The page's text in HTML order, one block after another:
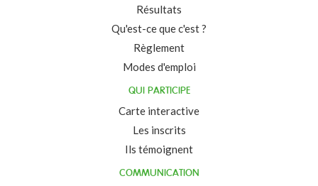
Résultats
Qu'est-ce que c'est ?
Règlement
Modes d'emploi
QUI PARTICIPE
Carte interactive
Les inscrits
Ils témoignent
COMMUNICATION